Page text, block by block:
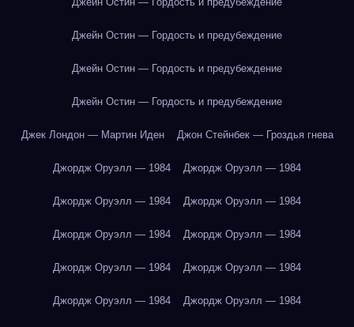
Джейн Остин — Гордость и предубеждение
Джейн Остин — Гордость и предубеждение
Джейн Остин — Гордость и предубеждение
Джек Лондон — Мартин Иден Джон Стейнбек — Гроздья гнева
Джордж Оруэлл — 1984 Джордж Оруэлл — 1984
Джордж Оруэлл — 1984 Джордж Оруэлл — 1984
Джордж Оруэлл — 1984 Джордж Оруэлл — 1984
Джордж Оруэлл — 1984 Джордж Оруэлл — 1984
Джордж Оруэлл — 1984 Джордж Оруэлл — 1984